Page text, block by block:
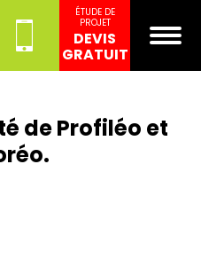
ÉTUDE DE
PROJET
DEVIS
GRATUIT
de Profiléo et